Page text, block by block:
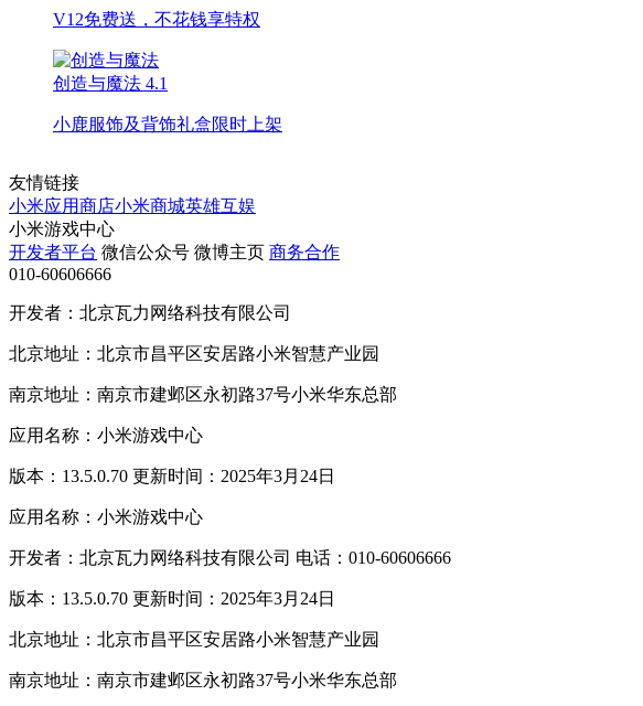
V12免费送，不花钱享特权
创造与魔法 4.1
小鹿服饰及背饰礼盒限时上架
友情链接
小米应用商店小米商城英雄互娱
小米游戏中心
开发者平台 微信公众号 微博主页 商务合作
010-60606666
开发者：北京瓦力网络科技有限公司
北京地址：北京市昌平区安居路小米智慧产业园
南京地址：南京市建邺区永初路37号小米华东总部
应用名称：小米游戏中心
版本：13.5.0.70 更新时间：2025年3月24日
应用名称：小米游戏中心
开发者：北京瓦力网络科技有限公司 电话：010-60606666
版本：13.5.0.70 更新时间：2025年3月24日
北京地址：北京市昌平区安居路小米智慧产业园
南京地址：南京市建邺区永初路37号小米华东总部